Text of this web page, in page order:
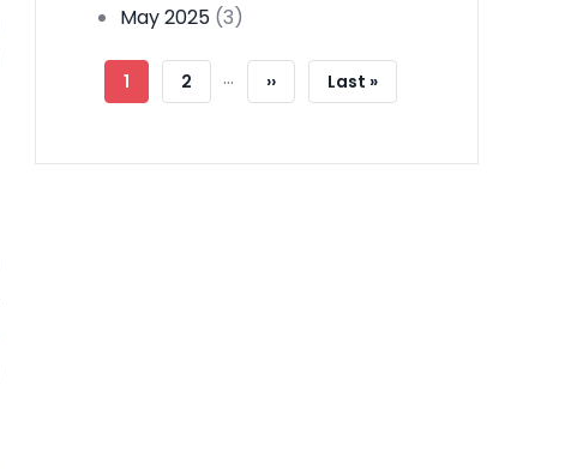
May 2025 (3)
Pagination
Current
1 Page
2 …
Next
››
Last
Last »